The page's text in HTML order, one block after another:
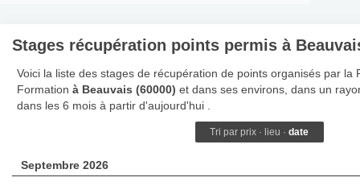
Stages récupération points permis à
Voici la liste des stages de récupération de points organisés par la
Formation à Beauvais (60000) et dans ses environs, dans un
dans les 6 mois à partir d'aujourd'hui .
Tri par prix · lieu · date
Septembre 2026